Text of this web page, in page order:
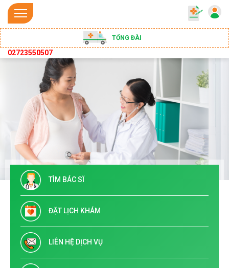
TỔNG ĐÀI
02723550507
TÌM BÁC SĨ
ĐẶT LỊCH KHÁM
LIÊN HỆ DỊCH VỤ